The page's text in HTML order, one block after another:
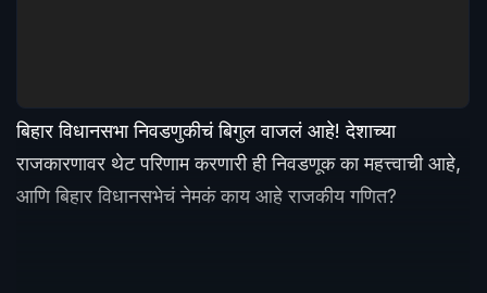
बिहार विधानसभा निवडणुकीचं बिगुल वाजलं आहे! देशाच्या
राजकारणावर थेट परिणाम करणारी ही निवडणूक का महत्त्वाची आहे,
आणि बिहार विधानसभेचं नेमकं काय आहे राजकीय गणित?